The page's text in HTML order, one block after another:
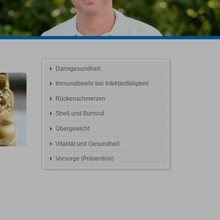
Darmgesundheit
Immunabwehr bei Infektanfälligkeit
Rückenschmerzen
Streß und Burnout
Übergewicht
Vitalität und Gesundheit
Vorsorge (Prävention)